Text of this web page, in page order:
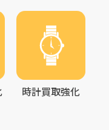
時計買取強化